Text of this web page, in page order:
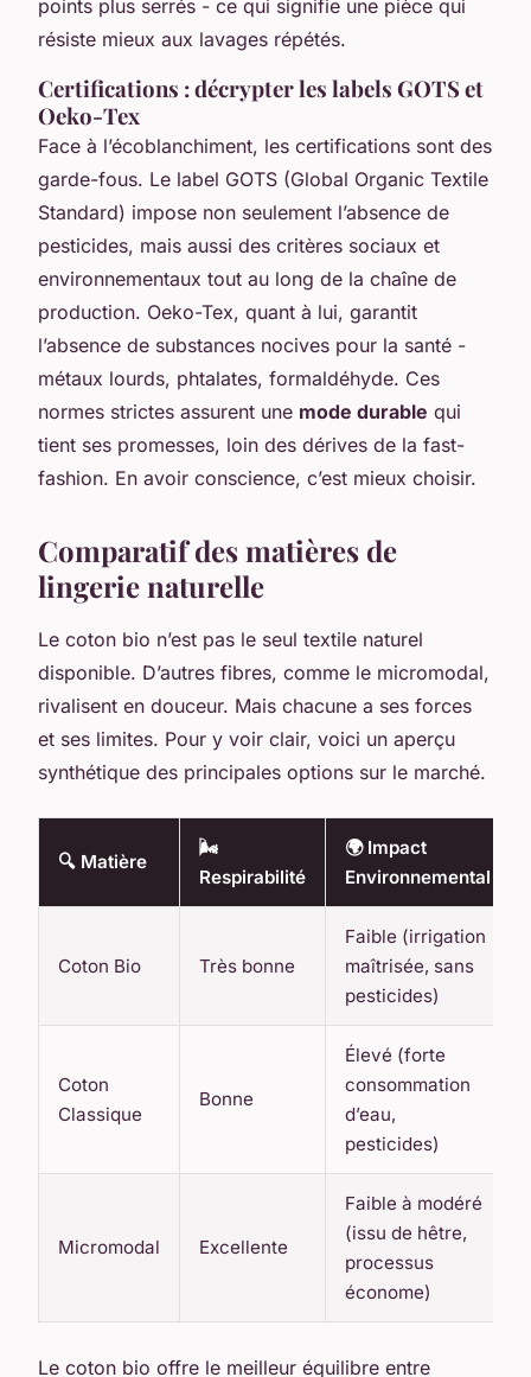
points plus serrés - ce qui signifie une pièce qui
résiste mieux aux lavages répétés.
Certifications : décrypter les labels GOTS et
Oeko-Tex
Face à l’écoblanchiment, les certifications sont des
garde-fous. Le label GOTS (Global Organic Textile
Standard) impose non seulement l’absence de
pesticides, mais aussi des critères sociaux et
environnementaux tout au long de la chaîne de
production. Oeko-Tex, quant à lui, garantit
l’absence de substances nocives pour la santé -
métaux lourds, phtalates, formaldéhyde. Ces
normes strictes assurent une mode durable qui
tient ses promesses, loin des dérives de la fast-
fashion. En avoir conscience, c’est mieux choisir.
Comparatif des matières de
lingerie naturelle
Le coton bio n’est pas le seul textile naturel
disponible. D’autres fibres, comme le micromodal,
rivalisent en douceur. Mais chacune a ses forces
et ses limites. Pour y voir clair, voici un aperçu
synthétique des principales options sur le marché.
🔍 Matière
🌬️
Respirabilité
🌍 Impact
Environnemental
Coton Bio Très bonne
Faible (irrigation
maîtrisée, sans
pesticides)
Coton
Classique
Bonne
Élevé (forte
consommation
d’eau,
pesticides)
Micromodal Excellente
Faible à modéré
(issu de hêtre,
processus
économe)
Le coton bio offre le meilleur équilibre entre